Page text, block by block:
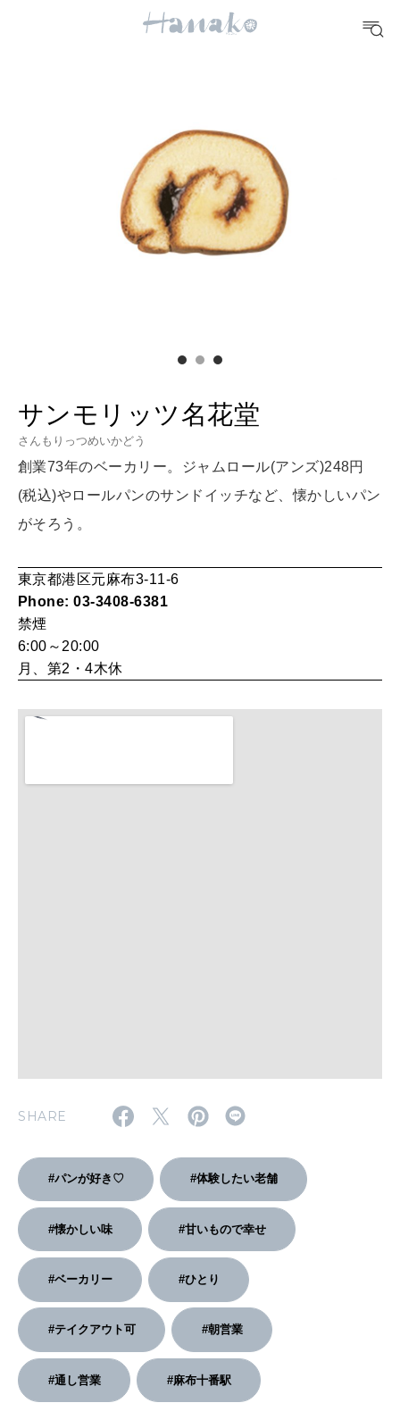
10 CATEGORIES
TRAVEL
どこ行く？
FORTUNE
[12星座別] Monthly Love Holoscope
算命学がわかる今月のあなた
自分にやさしく
LEARN
SUSTAINABLE
自分を耕す
WORK&MONEY
2026年5月号「“大好き”に出会いに。韓国」
2026年3月号「スイーツ予想図 2026」
2026年2月号「良運を掴む 新・開運術。」
2026年1月号「猫がいれば、幸せ」
2025年12月号「お酒の新常識。」
FOLLOW US!
サンモリッツ名花堂
さんもりっつめいかどう
創業73年のベーカリー。ジャムロール(アンズ)248円
(税込)やロールパンのサンドイッチなど、懐かしいパン
がそろう。
東京都港区元麻布3-11-6
Phone: 03-3408-6381
禁煙
6:00～20:00
月、第2・4木休
SHARE
#パンが好き♡ #体験したい老舗
#懐かしい味 #甘いもので幸せ
#ベーカリー #ひとり
#テイクアウト可 #朝営業
#通し営業 #麻布十番駅